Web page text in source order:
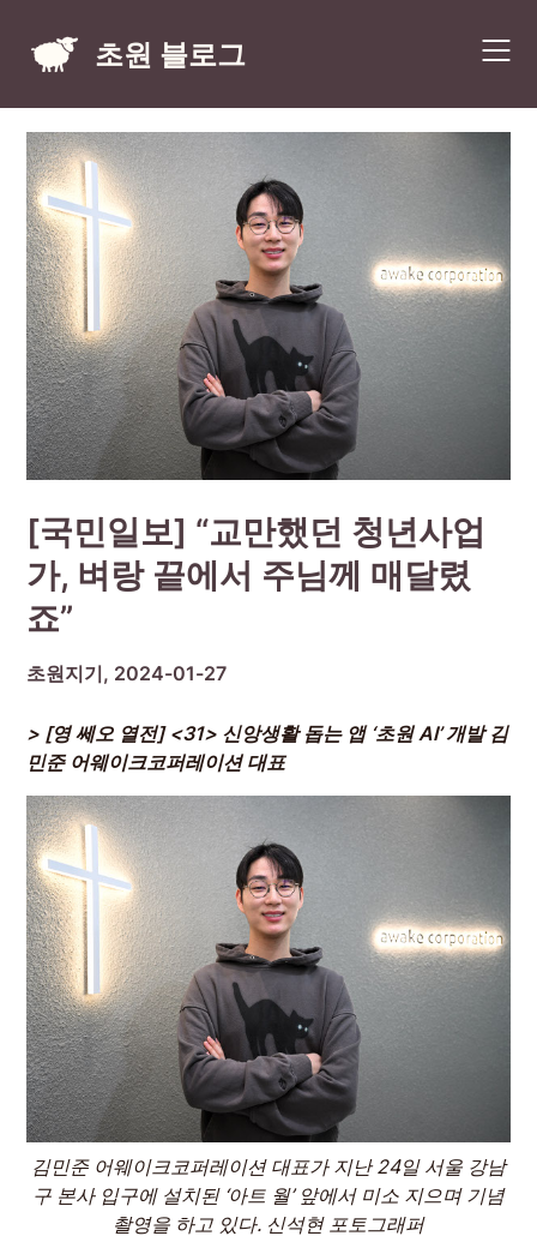
content
초원 블로그
[국민일보] “교만했던 청년사업
가, 벼랑 끝에서 주님께 매달렸
죠”
초원지기, 2024-01-27
> [영 쎄오 열전] <31> 신앙생활 돕는 앱 ‘초원 AI’ 개발 김
민준 어웨이크코퍼레이션 대표
김민준 어웨이크코퍼레이션 대표가 지난 24일 서울 강남
구 본사 입구에 설치된 ‘아트 월’ 앞에서 미소 지으며 기념
촬영을 하고 있다. 신석현 포토그래퍼